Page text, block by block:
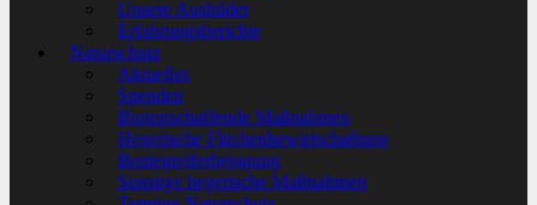
Unsere Ausbilder
Erfahrungsberichte
Naturschutz
Aktuelles
Spenden
Biotopschaffende Maßnahmen
Hegerische Flächenbewirtschaftung
Beutegreiferbejagung
Sonstige hegerische Maßnahmen